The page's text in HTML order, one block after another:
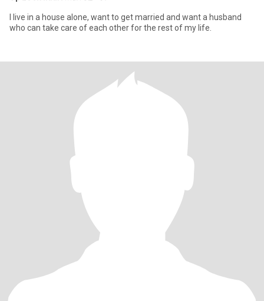
I live in a house alone, want to get married and want a husband
who can take care of each other for the rest of my life.